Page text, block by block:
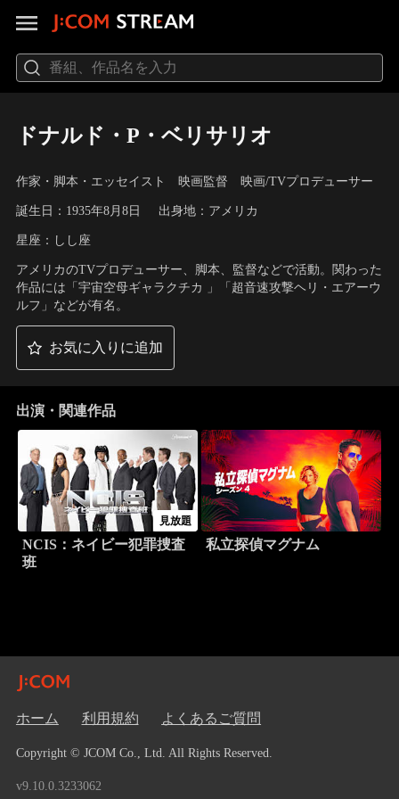
ドナルド・P・ベリサリオ
作家・脚本・エッセイスト 映画監督 映画/TVプロデューサー
誕生日：1935年8月8日 出身地：アメリカ
星座：しし座
アメリカのTVプロデューサー、脚本、監督などで活動。関わった
作品には「宇宙空母ギャラクチカ 」「超音速攻撃ヘリ・エアーウ
ルフ」などが有名。
お気に入りに追加
出演・関連作品
見放題
NCIS：ネイビー犯罪捜査
班
私立探偵マグナム
ホーム 利用規約 よくあるご質問
Copyright © JCOM Co., Ltd. All Rights Reserved.
v9.10.0.3233062